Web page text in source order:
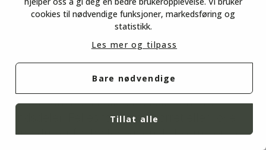
cookies til nødvendige funksjoner, markedsføring og
statistikk.
Les mer og tilpass
Bare nødvendige
Tillat alle
Fjellfisketips for Nord-, Sør-, og
Midt-Norge
Tre utleiehytter i fjellet, tre fiskekort, tre
landsdeler. Felles for dem er ørret eller røye i
vann du ser fra hytteveggen. Utleierne er to